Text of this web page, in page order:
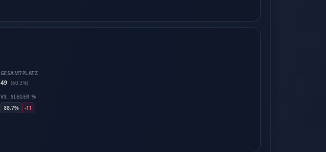
GESAMTPLATZ
49 (60.3%)
VS. SIEGER %
88.7%
-11